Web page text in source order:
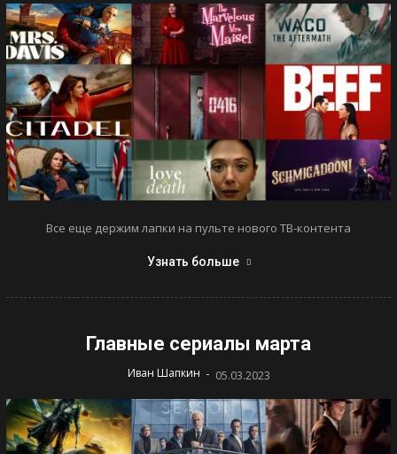
Все еще держим лапки на пульте нового ТВ-контента
Узнать больше
Главные сериалы марта
Иван Шапкин - 05.03.2023